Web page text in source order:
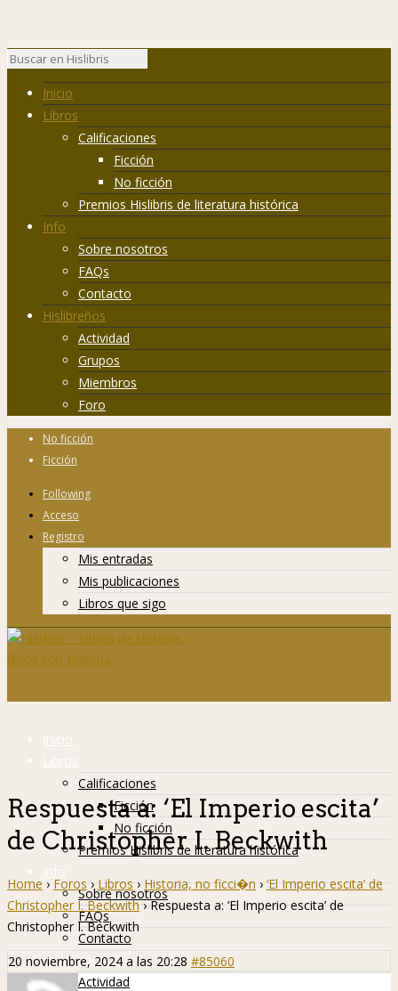
Inicio
Libros
Calificaciones
Ficción
No ficción
Premios Hislibris de literatura histórica
Info
Sobre nosotros
FAQs
Contacto
Hislibreños
Actividad
Grupos
Miembros
Foro
No ficción
Ficción
Following
Acceso
Registro
Mis entradas
Mis publicaciones
Libros que sigo
Inicio
Libros
Calificaciones
Ficción
No ficción
Premios Hislibris de literatura histórica
Info
Sobre nosotros
FAQs
Contacto
Hislibreños
Actividad
Respuesta a: ‘El Imperio escita’
de Christopher I. Beckwith
Home › Foros › Libros › Historia, no ficci�n › ‘El Imperio escita’ de
Christopher I. Beckwith › Respuesta a: ‘El Imperio escita’ de
Christopher I. Beckwith
20 noviembre, 2024 a las 20:28 #85060